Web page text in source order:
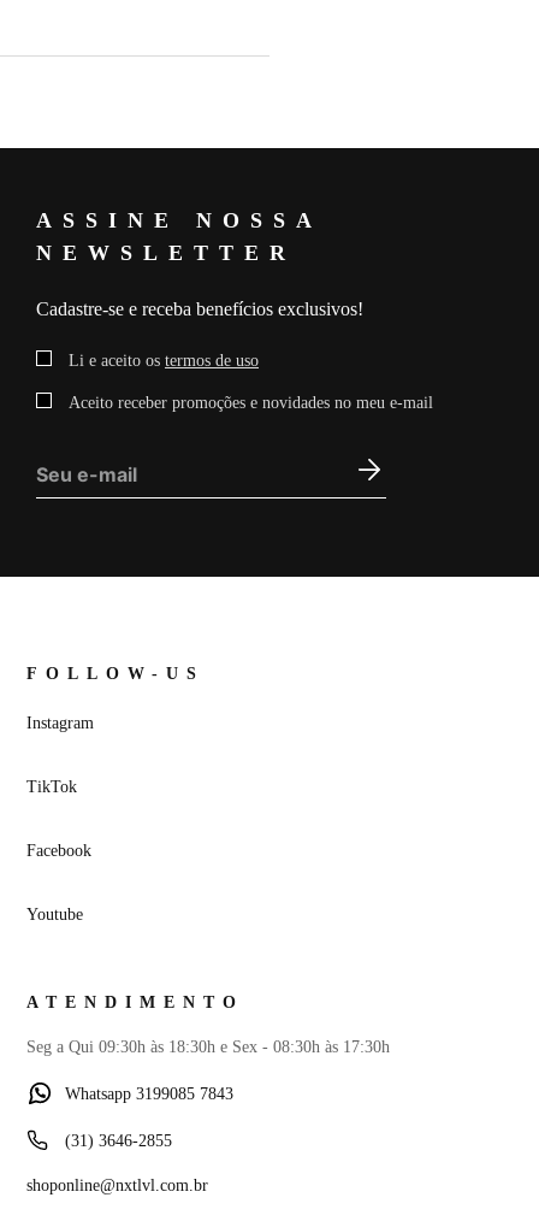
FOLLOW-US
Instagram
TikTok
Facebook
Youtube
ATENDIMENTO
Seg a Qui 09:30h às 18:30h e Sex - 08:30h às 17:30h
Whatsapp 3199085 7843
(31) 3646-2855
shoponline@nxtlvl.com.br
ASSINE NOSSA
NEWSLETTER
Cadastre-se e receba benefícios exclusivos!
Li e aceito os termos de uso
Aceito receber promoções e novidades no meu e-mail